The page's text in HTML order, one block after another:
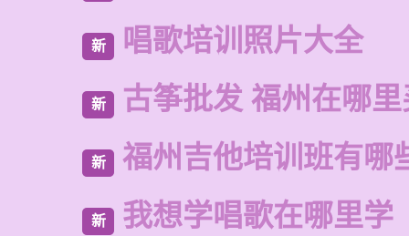
新 唱歌培训照片大全
新 古筝批发 福州在哪
新 福州吉他培训班有哪
新 我想学唱歌在哪里学